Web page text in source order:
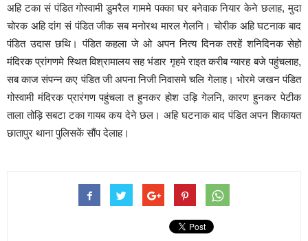
अहि टका सं पंडित गोस्वामी डुमरैल गाममे पक्का घर बनेवाक नियार केने छलाह, मुदा
चोरक अहि दांग सं पंडित जीक सब मनोरथ मारल गेलनि। चोरीक अहि घटनाक बाद
पंडित उदास छथि। पंडित कहला जे ओ अपन नित्य दिनक तरहें शनिदिनक सेहो
मंदिरक प्रांगणमे स्थित विश्रामालय सह भंडार गृहमे राइत करीब ग्यारह बजे पहुंचलाह,
सब काज संपन्न कए पंडित जी अपना निजी निवासमे चलि गेलाह। भोरमे जखन पंडित
गोस्वामी मंदिरक प्रारंगण पहुंचला त हुनकर होश उड़ि गेलनि, कारण हुनकर पेटीक
ताला तोड़ि सबटा टका गायब कय देने छल। अहि घटनाक बाद पंडित अपन शिकायत
छातापुर थाना पुलिसकें सौंप देलाह।